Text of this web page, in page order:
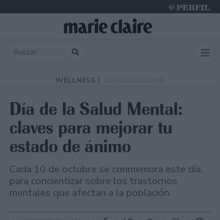
WELLNESS |
Día de la Salud Mental:
claves para mejorar tu
estado de ánimo
Cada 10 de octubre se conmemora este día,
para concientizar sobre los trastornos
mentales que afectan a la población.